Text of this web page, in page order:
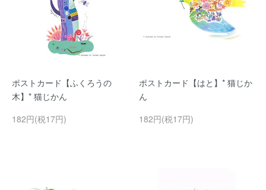
ポストカード【ふくろうの
木】* 猫じかん
182円(税17円)
ポストカード【はと】* 猫じか
ん
182円(税17円)